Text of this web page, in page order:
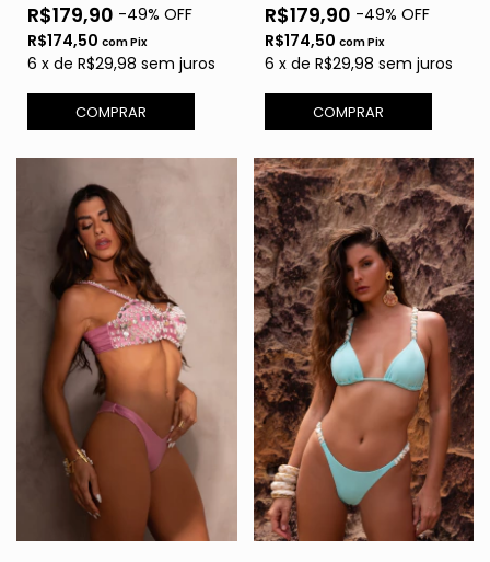
R$179,90 -49% OFF
R$174,50 comPix
6 x de R$29,98 sem juros
COMPRAR
R$179,90 -49% OFF
R$174,50 comPix
6 x de R$29,98 sem juros
COMPRAR